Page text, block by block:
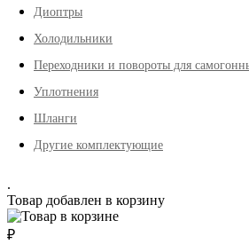
Диоптры
Холодильники
Переходники и повороты для
Уплотнения
Шланги
Другие комплектующие
.
Товар добавлен в корзину
₽